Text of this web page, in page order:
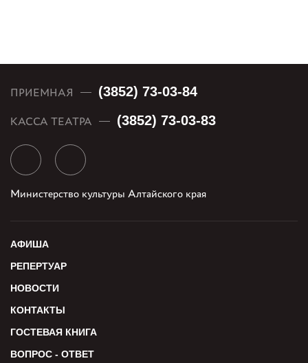
ПРИЕМНАЯ (3852) 73-03-84
КАССА ТЕАТРА (3852) 73-03-83
Министерство культуры Алтайского края
АФИША
РЕПЕРТУАР
НОВОСТИ
КОНТАКТЫ
ГОСТЕВАЯ КНИГА
ВОПРОС - ОТВЕТ